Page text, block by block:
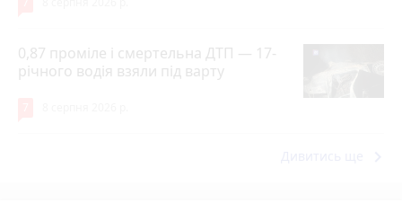
0,87 проміле і смертельна ДТП — 17-
річного водія взяли під варту